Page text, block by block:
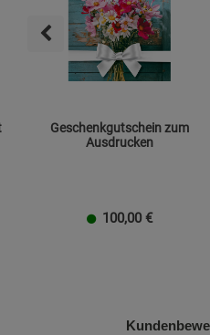
Geschenkgutschein zum
Ausdrucken
100,00 €